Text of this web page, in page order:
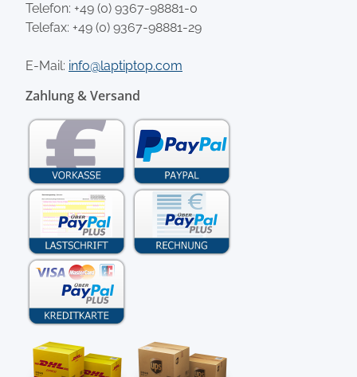
Telefon: +49 (0) 9367-98881-0
Telefax: +49 (0) 9367-98881-29
E-Mail: info@laptiptop.com
Zahlung & Versand